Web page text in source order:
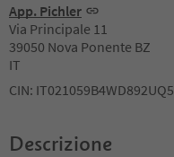
App. Pichler
Via Principale 11
39050 Nova Ponente BZ
IT
CIN: IT021059B4WD892UQ5
Descrizione